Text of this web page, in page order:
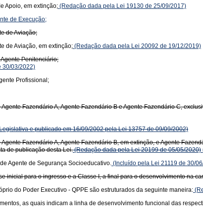
Apoio, em extinção; (Redação dada pela Lei 19130 de 25/09/2017)
de Execução;
de Aviação;
de Aviação, em extinção; (Redação dada pela Lei 20092 de 19/12/2019)
Penitenciário;
30/03/2022)
Profissional;
Fazendário A, Agente Fazendário B e Agente Fazendário C,
e publicado em 16/09/2002 pela Lei 13757 de 09/09/2002)
Fazendário A, Agente Fazendário B, em extinção, e Agente
de publicação desta Lei.(Redação dada pela Lei 20199 de 05/05/2020)
Agente de Segurança Socioeducativo. (Incluído pela Lei 21119 de 30/
inicial para o ingresso e a Classe I, a final para o desenvolvimento na
do Poder Executivo - QPPE são estruturados da seguinte maneira:
as quais indicam a linha de desenvolvimento funcional das